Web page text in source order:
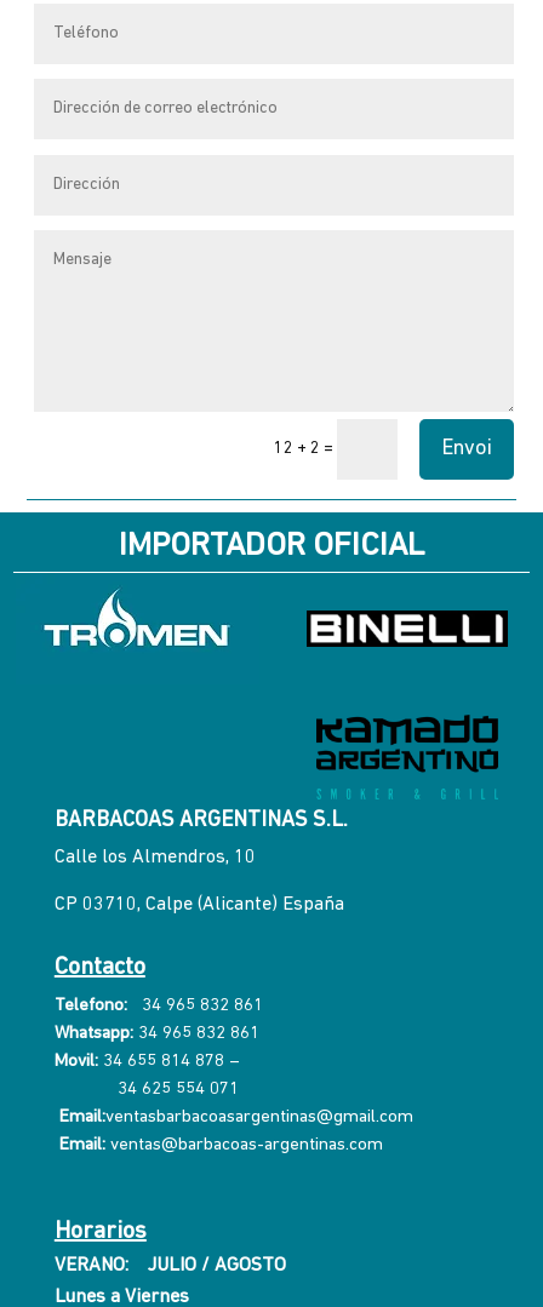
12 + 2 = Envoi
IMPORTADOR OFICIAL
BARBACOAS ARGENTINAS S.L.
Calle los Almendros, 10
CP 03710, Calpe (Alicante) España
Contacto
Telefono:
34 965 832 861
Whatsapp:34 965 832 861
Movil: 34 655 814 878 –
34 625 554 071
Email:ventasbarbacoasargentinas@gmail.com
Email: ventas@barbacoas-argentinas.com
Horarios
VERANO: JULIO / AGOSTO
Lunes a Viernes